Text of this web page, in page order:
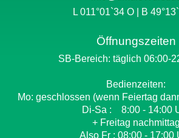
L 011°01`34 O | B
Öffnungszeiten
SB-Bereich: täglich 06:00-
Bedienzeiten:
Mo: geschlossen (wenn Feiertag
Di-Sa : 8:00 - 14:00
+ Freitag nachmittag
Also Fr : 08:00 - 17:00